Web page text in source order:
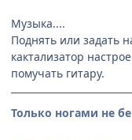
Музыка....
Поднять или задать
кактализатор
помучать гитару.
Только ногами не